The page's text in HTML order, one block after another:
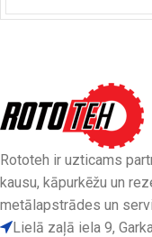
Rototeh ir uzticams
kausu, kāpurkēžu un
metālapstrādes un
Lielā zaļā iela 9,